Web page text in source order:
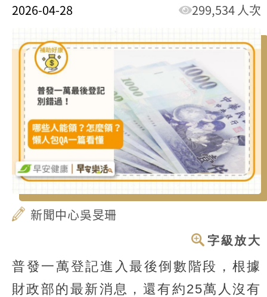
2026-04-28 299,534 人次
新聞中心吳旻珊
字級放大
普發一萬登記進入最後倒數階段，根據
財政部的最新消息，還有約25萬人沒有